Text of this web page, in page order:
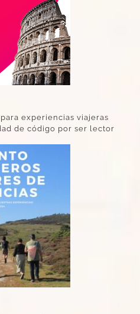
experiencias viajeras
de código por ser lector